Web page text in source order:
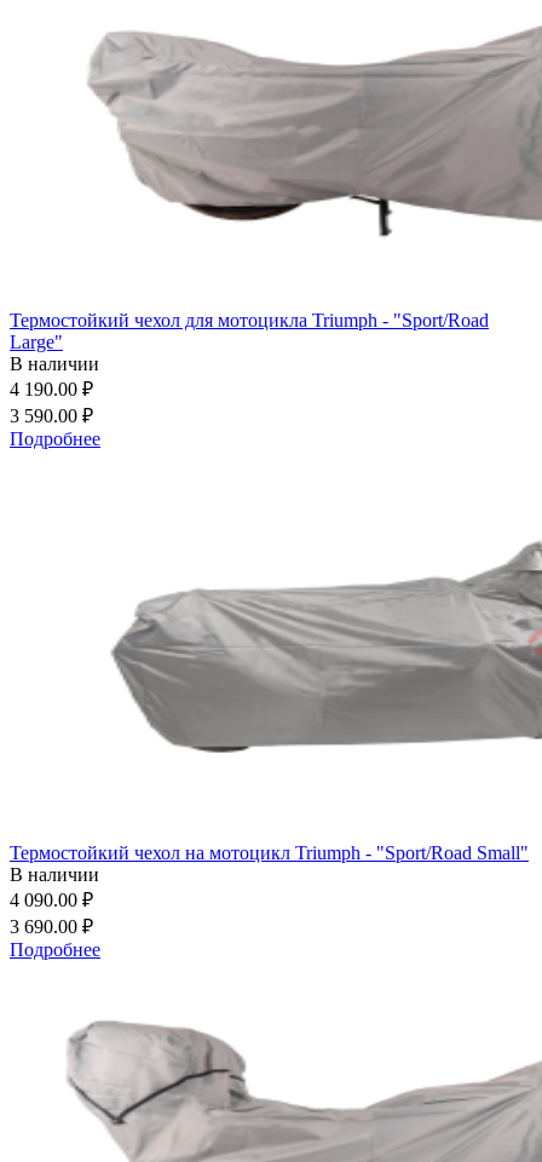
Термостойкий чехол для мотоцикла Triumph - "Sport/Road
Large"
В наличии
4 190.00 ₽
3 590.00 ₽
Подробнее
Термостойкий чехол на мотоцикл Triumph - "Sport/Road Small"
В наличии
4 090.00 ₽
3 690.00 ₽
Подробнее